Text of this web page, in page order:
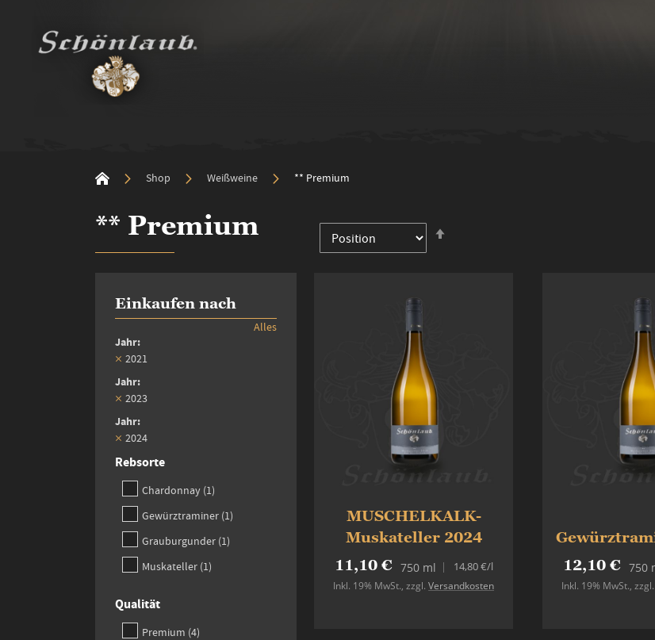
Shop Weißweine ** Premium
** Premium
MUSCHELKALK-
Muskateller 2024
11,10 € 750 ml
Inkl. 19% MwSt.,zzgl.Versandkosten
14,80 €/l
12,10 € 750
Inkl. 19% MwSt.,
Einkaufen nach
Jahr
2021
Jahr
2023
Jahr
2024
Alles
Rebsorte
Chardonnay 1item
Gewürztraminer 1item
Grauburgunder 1item
Muskateller 1item
Qualität
Premium 4items